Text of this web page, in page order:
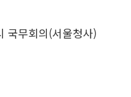
무회의(서울청사)